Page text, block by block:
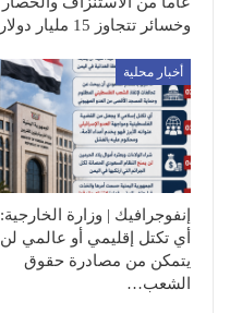
وخسائر تتجاوز 15 مليار دولار
أخبار محلية
إنفوجرافيك | وزارة الخارجية:
أي تكتل إقليمي أو عالمي لن
يتمكن من مصادرة حقوق
الشعب…